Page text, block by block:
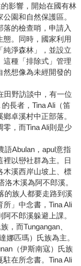
影響，開始在國有林
園和自然保護區。
的檢查哨，申請入
態。同時，國家利用
純淨森林」，並設立
這種「排除式」管理
然想像為未經開發的
野訪談中，有一位
長者，Tina Ali（笛
卓溪村中正部落。
，而Tina Ali則是少
Abulan，apul意指
以巒社群為主。日
木溪西岸山坡上、標
木溪為阿不郎溪。
的族人都要走路到溪
」中念書，Tina Ali
不郎溪躲避上課。
，而Tungangan、
娜匹瑪）氏族為主。
（伊斯南寇）氏族
在所念書。Tina Ali